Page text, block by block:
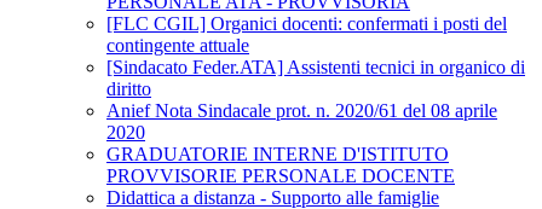
[FLC CGIL] Organici docenti: confermati i posti del
contingente attuale
[Sindacato Feder.ATA] Assistenti tecnici in organico di
diritto
Anief Nota Sindacale prot. n. 2020/61 del 08 aprile
2020
GRADUATORIE INTERNE D'ISTITUTO
PROVVISORIE PERSONALE DOCENTE
Didattica a distanza - Supporto alle famiglie